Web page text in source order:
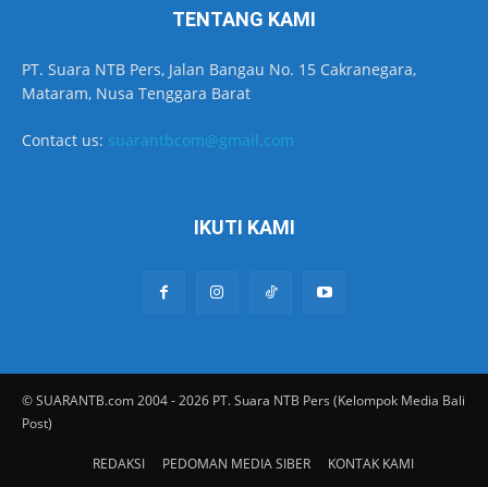
TENTANG KAMI
PT. Suara NTB Pers, Jalan Bangau No. 15 Cakranegara,
Mataram, Nusa Tenggara Barat
Contact us: suarantbcom@gmail.com
IKUTI KAMI
© SUARANTB.com 2004 - 2026 PT. Suara NTB Pers (Kelompok Media Bali
Post)
REDAKSI PEDOMAN MEDIA SIBER KONTAK KAMI